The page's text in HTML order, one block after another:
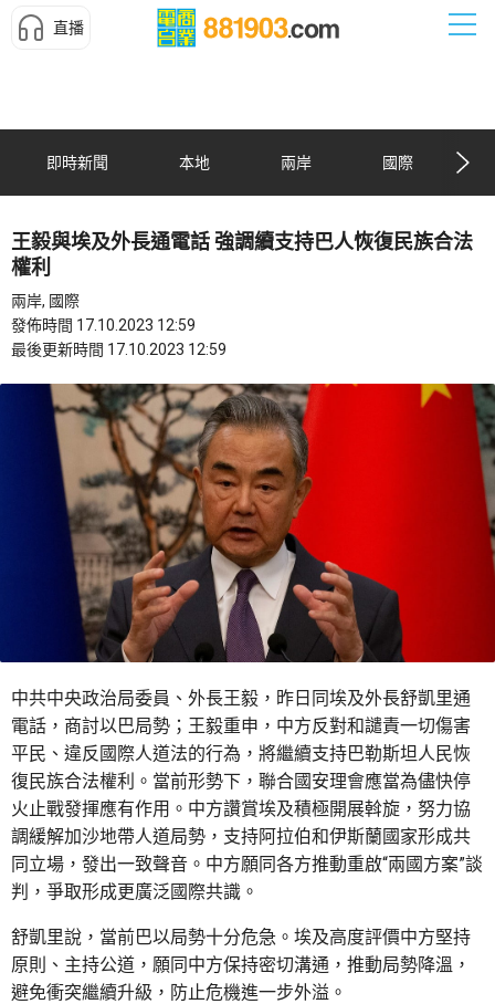
直播
即時新聞 本地 兩岸 國際
王毅與埃及外長通電話 強調續支持巴人恢復民族合法
權利
兩岸, 國際
發佈時間 17.10.2023 12:59
最後更新時間 17.10.2023 12:59
中共中央政治局委員、外長王毅，昨日同埃及外長舒凱里通
電話，商討以巴局勢；王毅重申，中方反對和譴責一切傷害
平民、違反國際人道法的行為，將繼續支持巴勒斯坦人民恢
復民族合法權利。當前形勢下，聯合國安理會應當為儘快停
火止戰發揮應有作用。中方讚賞埃及積極開展斡旋，努力協
調緩解加沙地帶人道局勢，支持阿拉伯和伊斯蘭國家形成共
同立場，發出一致聲音。中方願同各方推動重啟“兩國方案”談
判，爭取形成更廣泛國際共識。
舒凱里說，當前巴以局勢十分危急。埃及高度評價中方堅持
原則、主持公道，願同中方保持密切溝通，推動局勢降溫，
避免衝突繼續升級，防止危機進一步外溢。